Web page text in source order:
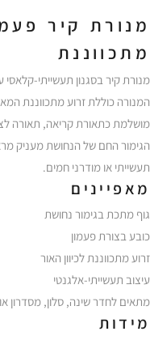
מנורת קיר
מתכווננת
מנורת קיר בסגנון תעשייתי-
המנורה כוללת זרוע מתכווננת
מושלמת כתאורת קריאה, תאורה
הגימור החם של הנחושת מעניק
תעשייתי או מודרני חמים.
מאפיינים
גוף מתכת בגימור נחושת
כובע בצורת פעמון
זרוע מתכווננת לכיוון האור
עיצוב תעשייתי-אלגנטי
מתאים לחדר שינה, סלון, מסדרון
מידות